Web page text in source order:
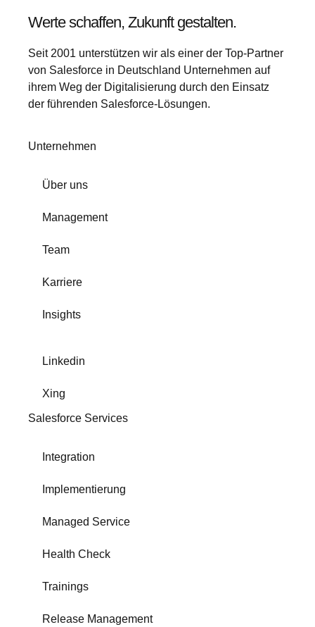
Werte schaffen, Zukunft gestalten.
Seit 2001 unterstützen wir als einer der Top-Partner
von Salesforce in Deutschland Unternehmen auf
ihrem Weg der Digitalisierung durch den Einsatz
der führenden Salesforce-Lösungen.
Unternehmen
Über uns
Management
Team
Karriere
Insights
Linkedin
Xing
Salesforce Services
Integration
Implementierung
Managed Service
Health Check
Trainings
Release Management